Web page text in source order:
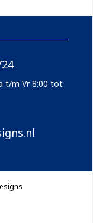
t/m Vr 8:00 tot